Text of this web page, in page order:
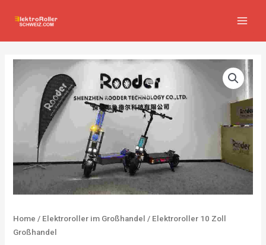
Inhalt
Home / Elektroroller im Großhandel / Elektroroller 10 Zoll
Großhandel